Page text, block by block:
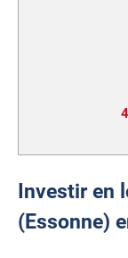
Investir en
(Essonne)